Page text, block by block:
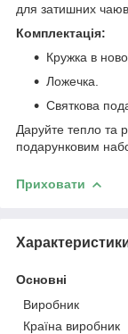
для затишних
Комплектація:
Кружка в
Ложечка.
Святкова
Даруйте тепло та
подарунковим
Приховати
Основні
Виробник
Країна виробник